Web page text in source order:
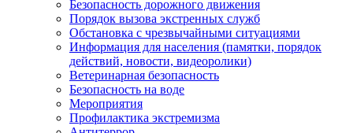
Безопасность дорожного движения
Порядок вызова экстренных служб
Обстановка с чрезвычайными ситуациями
Информация для населения (памятки, порядок
действий, новости, видеоролики)
Ветеринарная безопасность
Безопасность на воде
Мероприятия
Профилактика экстремизма